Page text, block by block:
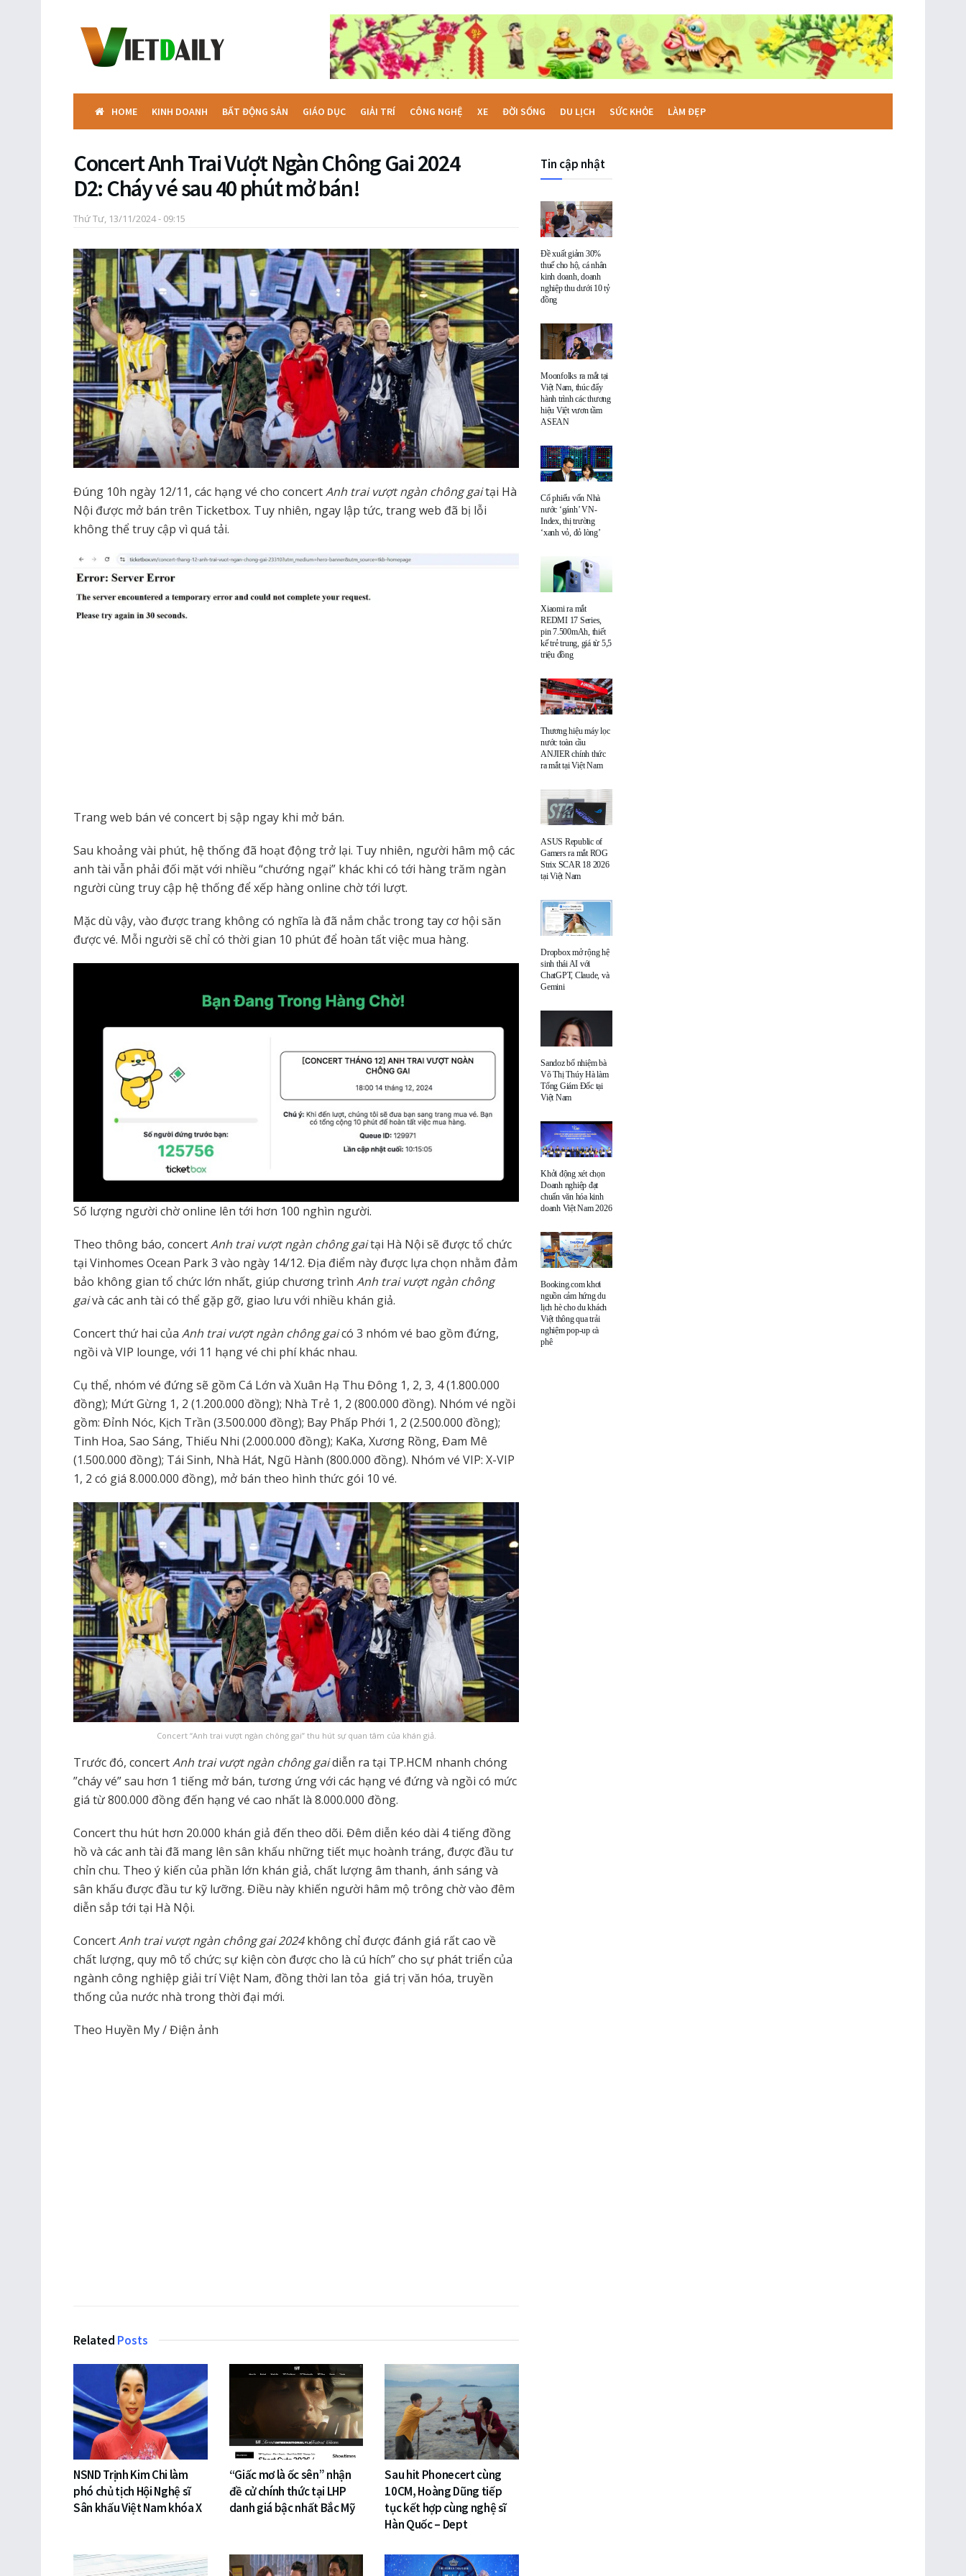
HOME KINH DOANH BẤT ĐỘNG SẢN GIÁO DỤC GIẢI TRÍ CÔNG NGHỆ XE ĐỜI SỐNG DU LỊCH SỨC KHỎE LÀM ĐẸP
Concert Anh Trai Vượt Ngàn Chông Gai 2024
D2: Cháy vé sau 40 phút mở bán!
Thứ Tư, 13/11/2024 - 09:15
Đúng 10h ngày 12/11, các hạng vé cho concertAnh trai vượt ngàn chông gaitại Hà
Nội được mở bán trên Ticketbox. Tuy nhiên, ngay lập tức, trang web đã bị lỗi
không thể truy cập vì quá tải.
Trang web bán vé concert bị sập ngay khi mở bán.
Sau khoảng vài phút, hệ thống đã hoạt động trở lại. Tuy nhiên, người hâm mộ các
anh tài vẫn phải đối mặt với nhiều “chướng ngại” khác khi có tới hàng trăm ngàn
người cùng truy cập hệ thống để xếp hàng online chờ tới lượt.
Mặc dù vậy, vào được trang không có nghĩa là đã nắm chắc trong tay cơ hội săn
được vé. Mỗi người sẽ chỉ có thời gian 10 phút để hoàn tất việc mua hàng.
Số lượng người chờ online lên tới hơn 100 nghìn người.
Theo thông báo, concertAnh trai vượt ngàn chông gaitại Hà Nội sẽ được tổ chức
tại Vinhomes Ocean Park 3 vào ngày 14/12. Địa điểm này được lựa chọn nhằm đảm
bảo không gian tổ chức lớn nhất, giúp chương trình Anh trai vượt ngàn chông
gaivà các anh tài có thể gặp gỡ, giao lưu với nhiều khán giả.
Concert thứ hai của Anh trai vượt ngàn chông gaicó 3 nhóm vé bao gồm đứng,
ngồi và VIP lounge, với 11 hạng vé chi phí khác nhau.
Cụ thể, nhóm vé đứng sẽ gồm Cá Lớn và Xuân Hạ Thu Đông 1, 2, 3, 4 (1.800.000
đồng); Mứt Gừng 1, 2 (1.200.000 đồng); Nhà Trẻ 1, 2 (800.000 đồng). Nhóm vé ngồi
gồm: Đỉnh Nóc, Kịch Trần (3.500.000 đồng); Bay Phấp Phới 1, 2 (2.500.000 đồng);
Tinh Hoa, Sao Sáng, Thiếu Nhi (2.000.000 đồng); KaKa, Xương Rồng, Đam Mê
(1.500.000 đồng); Tái Sinh, Nhà Hát, Ngũ Hành (800.000 đồng). Nhóm vé VIP: X-VIP
1, 2 có giá 8.000.000 đồng), mở bán theo hình thức gói 10 vé.
Concert “Anh trai vượt ngàn chông gai” thu hút sự quan tâm của khán giả.
Trước đó, concertAnh trai vượt ngàn chông gaidiễn ra tại TP.HCM nhanh chóng
”cháy vé” sau hơn 1 tiếng mở bán, tương ứng với các hạng vé đứng và ngồi có mức
giá từ 800.000 đồng đến hạng vé cao nhất là 8.000.000 đồng.
Concert thu hút hơn 20.000 khán giả đến theo dõi. Đêm diễn kéo dài 4 tiếng đồng
hồ và các anh tài đã mang lên sân khấu những tiết mục hoành tráng, được đầu tư
chỉn chu. Theo ý kiến của phần lớn khán giả, chất lượng âm thanh, ánh sáng và
sân khấu được đầu tư kỹ lưỡng. Điều này khiến người hâm mộ trông chờ vào đêm
diễn sắp tới tại Hà Nội.
ConcertAnh trai vượt ngàn chông gai 2024không chỉ được đánh giá rất cao về
chất lượng, quy mô tổ chức; sự kiện còn được cho là cú hích” cho sự phát triển của
ngành công nghiệp giải trí Việt Nam, đồng thời lan tỏa giá trị văn hóa, truyền
thống của nước nhà trong thời đại mới.
Theo Huyền My / Điện ảnh
Related Posts
NSND Trịnh Kim Chi làm
phó chủ tịch Hội Nghệ sĩ
Sân khấu Việt Nam khóa X
“Giấc mơ là ốc sên” nhận
đề cử chính thức tại LHP
danh giá bậc nhất Bắc Mỹ
Sau hit Phonecert cùng
10CM, Hoàng Dũng tiếp
tục kết hợp cùng nghệ sĩ
Hàn Quốc – Dept
Tin cập nhật
Đề xuất giảm 30%
thuế cho hộ, cá nhân
kinh doanh, doanh
nghiệp thu dưới 10 tỷ
đồng
Moonfolks ra mắt tại
Việt Nam, thúc đẩy
hành trình các thương
hiệu Việt vươn tầm
ASEAN
Cổ phiếu vốn Nhà
nước ‘gánh’ VN-
Index, thị trường
‘xanh vỏ, đỏ lòng’
Xiaomi ra mắt
REDMI 17 Series,
pin 7.500mAh, thiết
kế trẻ trung, giá từ 5,5
triệu đồng
Thương hiệu máy lọc
nước toàn cầu
ANJIER chính thức
ra mắt tại Việt Nam
ASUS Republic of
Gamers ra mắt ROG
Strix SCAR 18 2026
tại Việt Nam
Dropbox mở rộng hệ
sinh thái AI với
ChatGPT, Claude, và
Gemini
Sandoz bổ nhiệm bà
Võ Thị Thúy Hà làm
Tổng Giám Đốc tại
Việt Nam
Khởi động xét chọn
Doanh nghiệp đạt
chuẩn văn hóa kinh
doanh Việt Nam 2026
Booking.com khơi
nguồn cảm hứng du
lịch hè cho du khách
Việt thông qua trải
nghiệm pop-up cà
phê